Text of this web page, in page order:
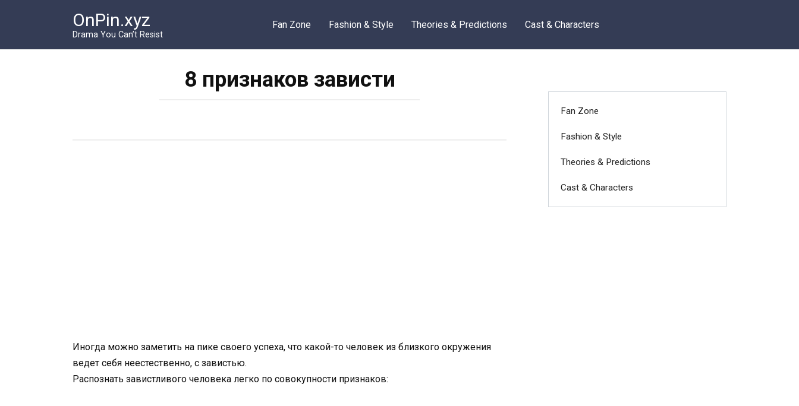
OnPin.xyz
Drama You Can’t Resist
Fan Zone Fashion & Style Theories & Predictions Cast & Characters
8 признаков зависти
Иногда можно заметить на пике своего успеха, что какой-то человек из близкого окружения
ведет себя неестественно, с завистью.
Распознать завистливого человека легко по совокупности признаков:
Fan Zone
Fashion & Style
Theories & Predictions
Cast & Characters